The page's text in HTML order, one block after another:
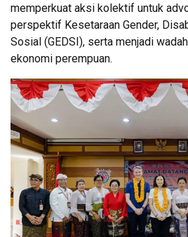
memperkuat aksi kolektif untuk
perspektif Kesetaraan Gender,
Sosial (GEDSI), serta menjadi
ekonomi perempuan.